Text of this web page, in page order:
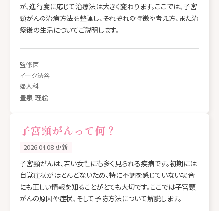
健診後のアフターフォロー
カイロプラクティック
が、進行度に応じて治療法は大きく変わります。ここでは、子宮
頸がんの治療方法を整理し、それぞれの特徴や考え方、また治
療後の生活についてご説明します。
監修医
イーク渋谷
婦人科
豊泉 理絵
子宮頸がんって何？
2026.04.08 更新
子宮頸がんは、若い女性にも多く見られる疾病です。初期には
自覚症状がほとんどないため、特に不調を感じていない場合
にも正しい情報を知ることがとても大切です。ここでは子宮頸
がんの原因や症状、そして予防方法について解説します。